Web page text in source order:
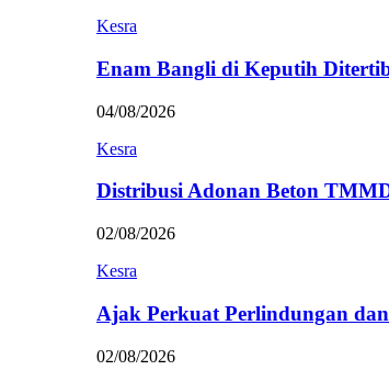
Kesra
Enam Bangli di Keputih
04/08/2026
Kesra
Distribusi Adonan Beton
02/08/2026
Kesra
Ajak Perkuat Perlindungan
02/08/2026